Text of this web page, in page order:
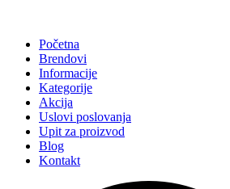
Početna
Brendovi
Informacije
Kategorije
Akcija
Uslovi poslovanja
Upit za proizvod
Blog
Kontakt